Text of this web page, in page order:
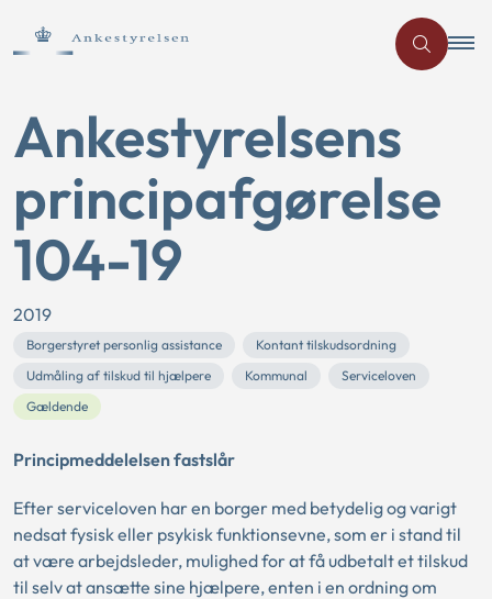
Ankestyrelsens
principafgørelse
104-19
2019
Borgerstyret personlig assistance
Kontant tilskudsordning
Udmåling af tilskud til hjælpere
Kommunal
Serviceloven
Gældende
Principmeddelelsen fastslår
Efter serviceloven har en borger med betydelig og varigt
nedsat fysisk eller psykisk funktionsevne, som er i stand til
at være arbejdsleder, mulighed for at få udbetalt et tilskud
til selv at ansætte sine hjælpere, enten i en ordning om